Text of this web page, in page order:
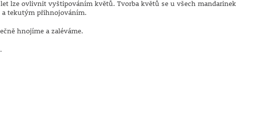
lze ovlivnit vyštipováním květů. Tvorba květů se u všech mandarinek
tekutým přihnojováním.
hnojíme a zaléváme.